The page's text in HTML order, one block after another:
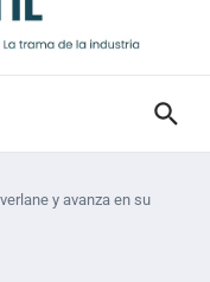
y avanza en su